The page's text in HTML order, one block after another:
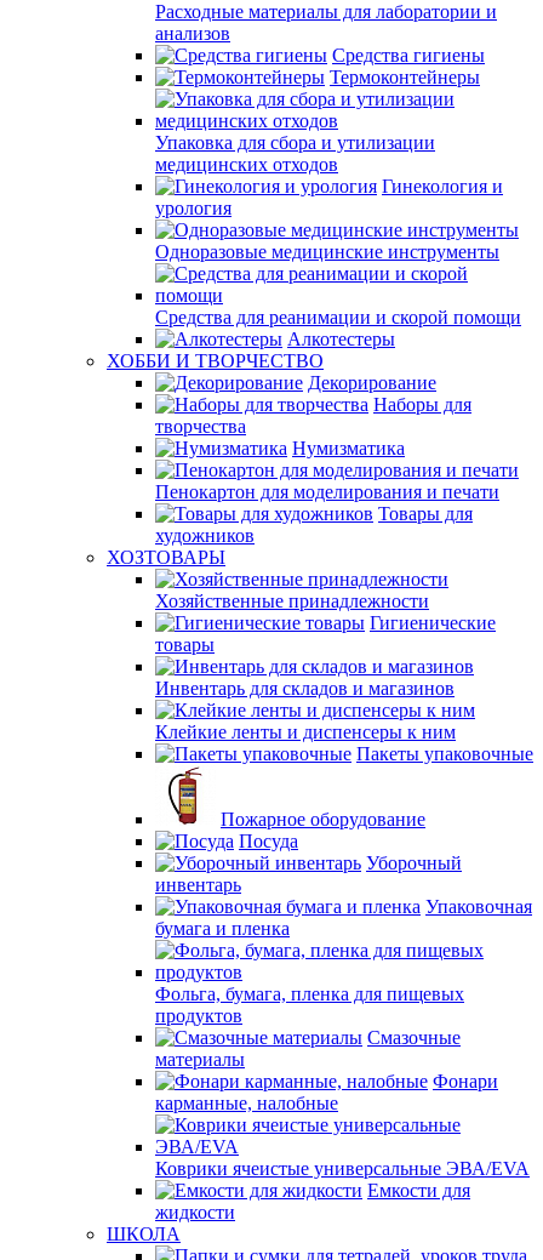
Расходные материалы для лаборатории и
анализов
Средства гигиены
Термоконтейнеры
Упаковка для сбора и утилизации
медицинских отходов
Гинекология и
урология
Одноразовые медицинские инструменты
Средства для реанимации и скорой помощи
Алкотестеры
ХОББИ И ТВОРЧЕСТВО
Декорирование
Наборы для
творчества
Нумизматика
Пенокартон для моделирования и печати
Товары для
художников
ХОЗТОВАРЫ
Хозяйственные принадлежности
Гигиенические
товары
Инвентарь для складов и магазинов
Клейкие ленты и диспенсеры к ним
Пакеты упаковочные
Пожарное оборудование
Посуда
Уборочный
инвентарь
Упаковочная
бумага и пленка
Фольга, бумага, пленка для пищевых
продуктов
Смазочные
материалы
Фонари
карманные, налобные
Коврики ячеистые универсальные ЭВА/EVA
Емкости для
жидкости
ШКОЛА